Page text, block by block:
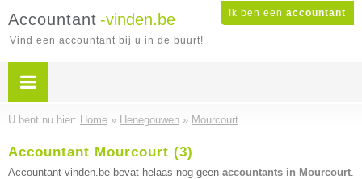
Ik ben een accountant
Accountant -vinden.be
Vind een accountant bij u in de buurt!
U bent nu hier: Home » Henegouwen » Mourcourt
Accountant Mourcourt (3)
Accountant-vinden.be bevat helaas nog geen accountants in Mourcourt.